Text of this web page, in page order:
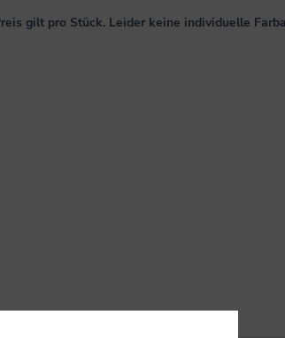
gilt pro Stück. Leider keine individuelle